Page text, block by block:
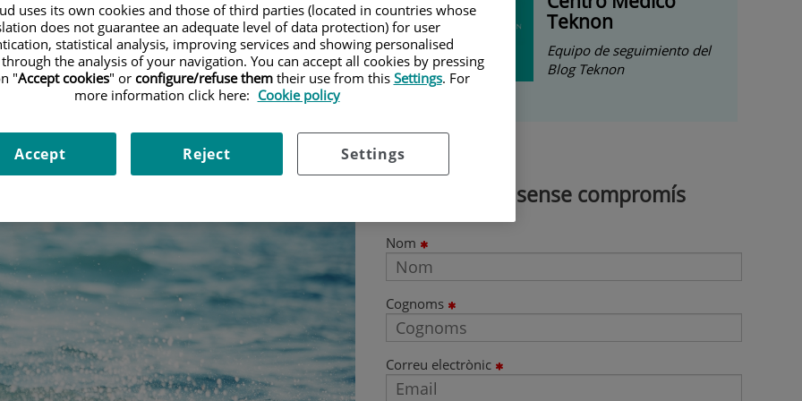
més freqüents a l'estiu, com actuar-
te de manera segura.
Teknon
Equipo de seguimiento del
Blog Teknon
Demana cita sense compromís
Nom
Cognoms
Correu electrònic
uses its own cookies and those of third parties (located in countries whose
does not guarantee an adequate level of data protection) for user
statistical analysis, improving services and showing personalised
the analysis of your navigation. You can accept all cookies by pressing
"Accept cookies" or configure/refuse themtheir use from this Settings. For
more information click here: Cookie policy
Settings
Reject
Accept